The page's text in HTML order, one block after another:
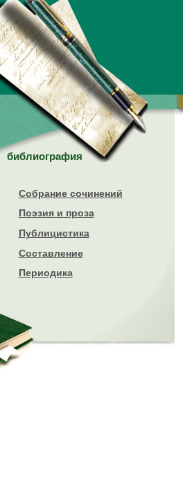
библиография
Собрание сочинений
Поэзия и проза
Публицистика
Составление
Периодика